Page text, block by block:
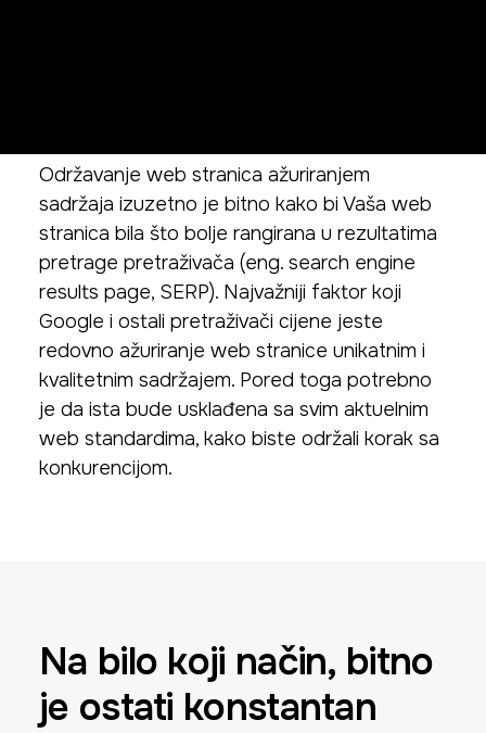
Održavanje web stranica ažuriranjem
sadržaja izuzetno je bitno kako bi Vaša web
stranica bila što bolje rangirana u rezultatima
pretrage pretraživača (eng. search engine
results page, SERP). Najvažniji faktor koji
Google i ostali pretraživači cijene jeste
redovno ažuriranje web stranice unikatnim i
kvalitetnim sadržajem. Pored toga potrebno
je da ista bude usklađena sa svim aktuelnim
web standardima, kako biste održali korak sa
konkurencijom.
Na bilo koji način, bitno
je ostati konstantan